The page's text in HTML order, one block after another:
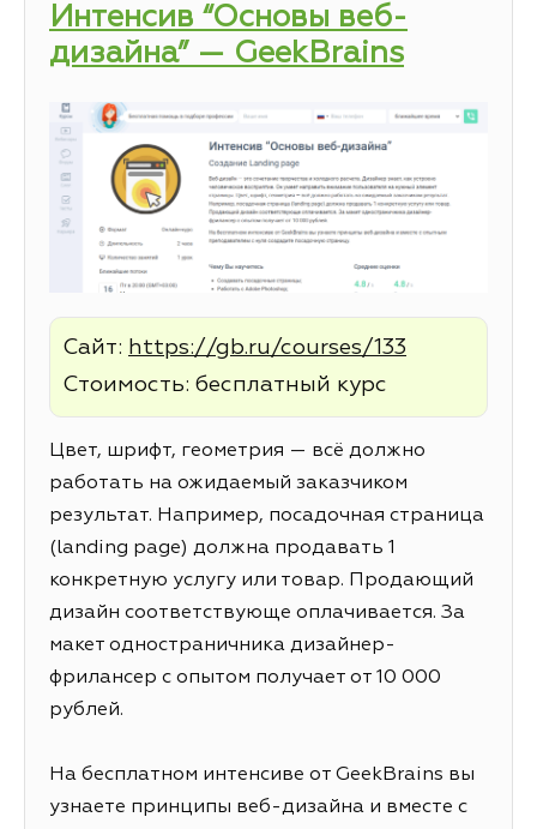
Интенсив “Основы веб-
дизайна” — GeekBrains
Сайт: https://gb.ru/courses/133
Стоимость: бесплатный курс
Цвет, шрифт, геометрия — всё должно
работать на ожидаемый заказчиком
результат. Например, посадочная страница
(landing page) должна продавать 1
конкретную услугу или товар. Продающий
дизайн соответствующе оплачивается. За
макет одностраничника дизайнер-
фрилансер с опытом получает от 10 000
рублей.
На бесплатном интенсиве от GeekBrains вы
узнаете принципы веб-дизайна и вместе с